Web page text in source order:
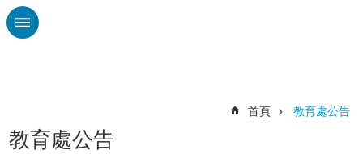
跳到主要內容區塊
認
首頁 教育處公告
教育處公告